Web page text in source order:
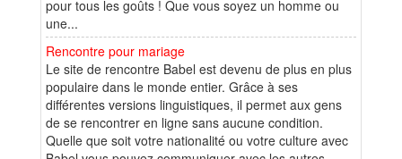
pour tous les goûts ! Que vous soyez un homme ou
une...
Rencontre pour mariage
Le site de rencontre Babel est devenu de plus en plus
populaire dans le monde entier. Grâce à ses
différentes versions linguistiques, il permet aux gens
de se rencontrer en ligne sans aucune condition.
Quelle que soit votre nationalité ou votre culture avec